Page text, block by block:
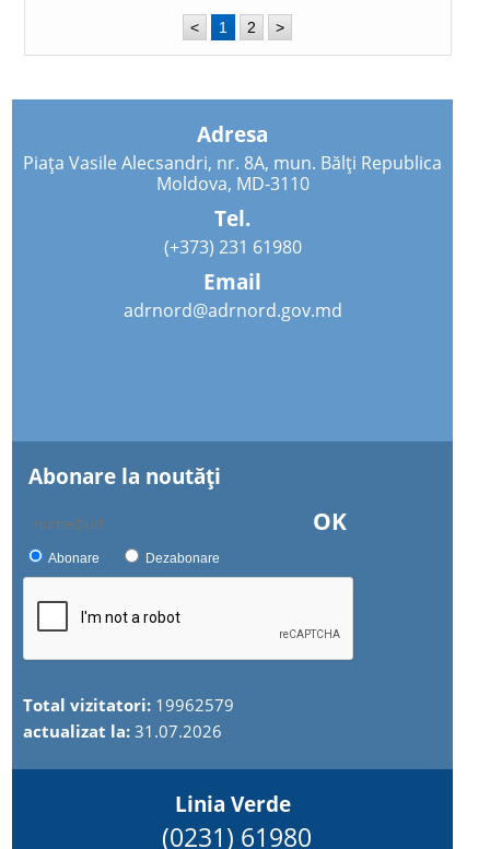
< 1 2 >
Adresa
Piața Vasile Alecsandri, nr. 8A, mun. Bălți Republica
Moldova, MD-3110
Tel.
(+373) 231 61980
Email
adrnord@adrnord.gov.md
Abonare la noutăţi
OK
Abonare Dezabonare
Total vizitatori: 19962579
actualizat la:31.07.2026
Linia Verde
(0231) 61980